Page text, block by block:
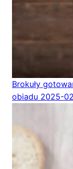
Brokuły
obiadu 2025-